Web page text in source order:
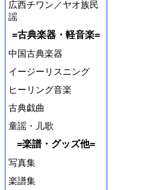
広西チワン／ヤオ族民
謡
=古典楽器・軽音楽=
中国古典楽器
イージーリスニング
ヒーリング音楽
古典戯曲
童謡・儿歌
=楽譜・グッズ他=
写真集
楽譜集